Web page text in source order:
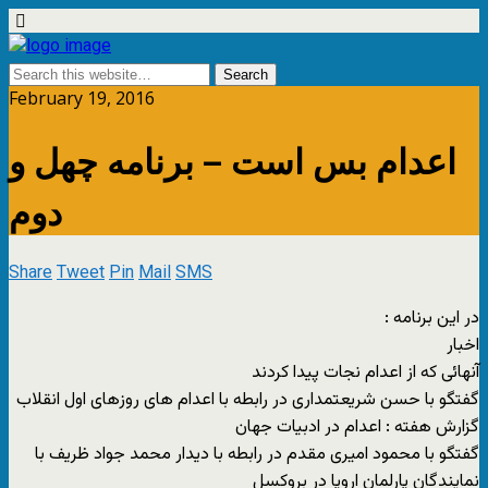
February 19, 2016
اعدام بس است – برنامه چهل و
دوم
ShareTweetPinMailSMS
در این برنامه :
اخبار
آنهائی که از اعدام نجات پیدا کردند
گفتگو با حسن شریعتمداری در رابطه با اعدام های روزهای اول انقلاب
گزارش هفته : اعدام در ادبیات جهان
گفتگو با محمود امیری مقدم در رابطه با دیدار محمد جواد ظریف با
نمایندگان پارلمان اروپا در بروکسل